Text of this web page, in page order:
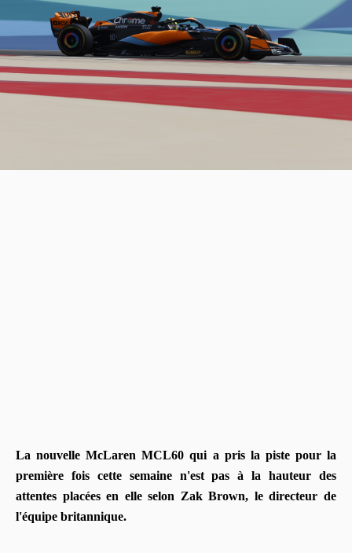
La nouvelle McLaren MCL60 qui a pris la piste pour la
première fois cette semaine n'est pas à la hauteur des
attentes placées en elle selon Zak Brown, le directeur de
l'équipe britannique.